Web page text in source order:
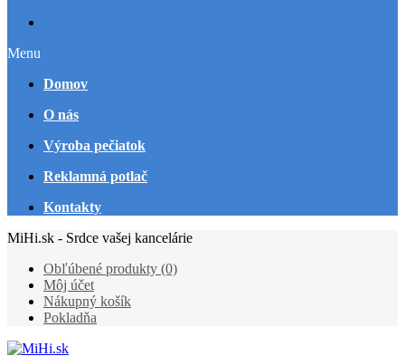
Menu
Domov
O nás
Výroba pečiatok
Reklamná potlač
Kontakty
MiHi.sk - Srdce vašej kancelárie
Obľúbené produkty (0)
Môj účet
Nákupný košík
Pokladňa